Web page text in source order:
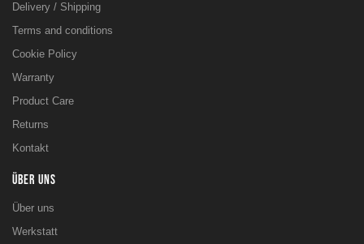
Delivery / Shipping
Terms and conditions
Cookie Policy
Warranty
Product Care
Returns
Kontakt
ÜBER UNS
Über uns
Werkstatt